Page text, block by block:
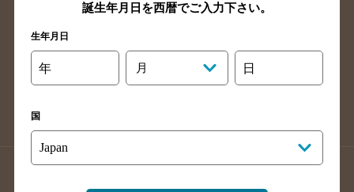
高知県のバー検索
福岡県のバー検索
長崎県のバー検索
大分県のバー検索
熊本県のバー検索
誕生年月日を西暦でご入力下さい。
生年月日
年 月 日
国